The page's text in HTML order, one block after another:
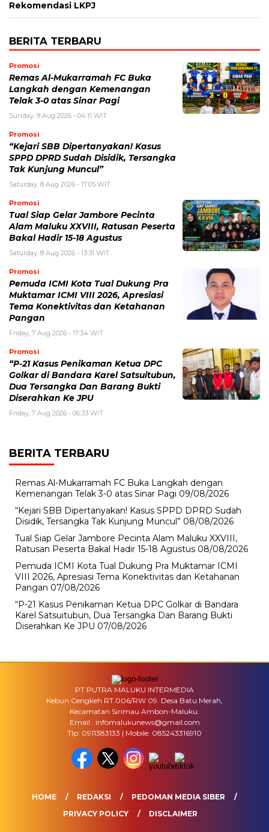
Rekomendasi LKPJ
BERITA TERBARU
Promosi
Remas Al-Mukarramah FC Buka
Langkah dengan Kemenangan
Telak 3-0 atas Sinar Pagi
Sunday, 9 Aug 2026 - 04:11 WIT
Promosi
“Kejari SBB Dipertanyakan! Kasus
SPPD DPRD Sudah Disidik, Tersangka
Tak Kunjung Muncul”
Saturday, 8 Aug 2026 - 17:05 WIT
Promosi
Tual Siap Gelar Jambore Pecinta
Alam Maluku XXVIII, Ratusan Peserta
Bakal Hadir 15-18 Agustus
Saturday, 8 Aug 2026 - 13:31 WIT
Promosi
Pemuda ICMI Kota Tual Dukung Pra
Muktamar ICMI VIII 2026, Apresiasi
Tema Konektivitas dan Ketahanan
Pangan
Friday, 7 Aug 2026 - 17:34 WIT
Promosi
“P-21 Kasus Penikaman Ketua DPC
Golkar di Bandara Karel Satsuitubun,
Dua Tersangka Dan Barang Bukti
Diserahkan Ke JPU
Friday, 7 Aug 2026 - 06:33 WIT
BERITA TERBARU
Remas Al-Mukarramah FC Buka Langkah dengan
Kemenangan Telak 3-0 atas Sinar Pagi 09/08/2026
“Kejari SBB Dipertanyakan! Kasus SPPD DPRD Sudah
Disidik, Tersangka Tak Kunjung Muncul” 08/08/2026
Tual Siap Gelar Jambore Pecinta Alam Maluku XXVIII,
Ratusan Peserta Bakal Hadir 15-18 Agustus 08/08/2026
Pemuda ICMI Kota Tual Dukung Pra Muktamar ICMI
VIII 2026, Apresiasi Tema Konektivitas dan Ketahanan
Pangan 07/08/2026
“P-21 Kasus Penikaman Ketua DPC Golkar di Bandara
Karel Satsuitubun, Dua Tersangka Dan Barang Bukti
Diserahkan Ke JPU 07/08/2026
PT PUTRA MALUKU INTERMEDIA
Kebun Cengkeh RT.006/RW 09. Desa Batu Merah,
Kecamatan Sirimau Ambon-Maluku.
Email : infomalukunews@gmail.com
Tlp: 0911383133 | Mobile: 085243316910
HOME REDAKSI
PEDOMAN MEDIA SIBER
PRIVACY POLICY
DISCLAIMER